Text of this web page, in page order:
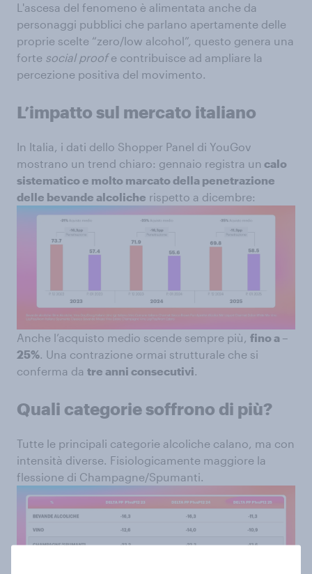
L'ascesa del fenomeno è alimentata anche da
personaggi pubblici che parlano apertamente delle
proprie scelte “zero/low alcohol”, questo genera una
forte social proofe contribuisce ad ampliare la
percezione positiva del movimento.
L’impatto sul mercato italiano
In Italia, i dati dello Shopper Panel di YouGov
mostrano un trend chiaro: gennaio registra un calo
sistematico e molto marcato della penetrazione
delle bevande alcoliche rispetto a dicembre:
Anche l’acquisto medio scende sempre più, fino a –
25%. Una contrazione ormai strutturale che si
conferma da tre anni consecutivi.
Quali categorie soffrono di più?
Tutte le principali categorie alcoliche calano, ma con
intensità diverse. Fisiologicamente maggiore la
flessione di Champagne/Spumanti.